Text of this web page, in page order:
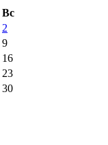
Вс
2
9
16
23
30